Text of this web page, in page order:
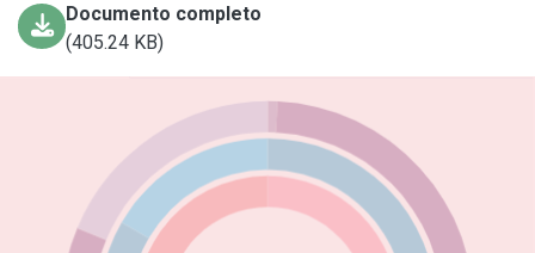
Documento completo
(405.24 KB)